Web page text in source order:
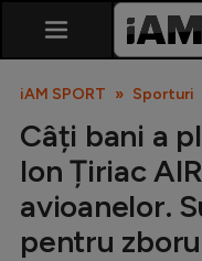
iAM SPORT Sporturi
Câți bani a
Ion Țiriac
avioanelor.
pentru